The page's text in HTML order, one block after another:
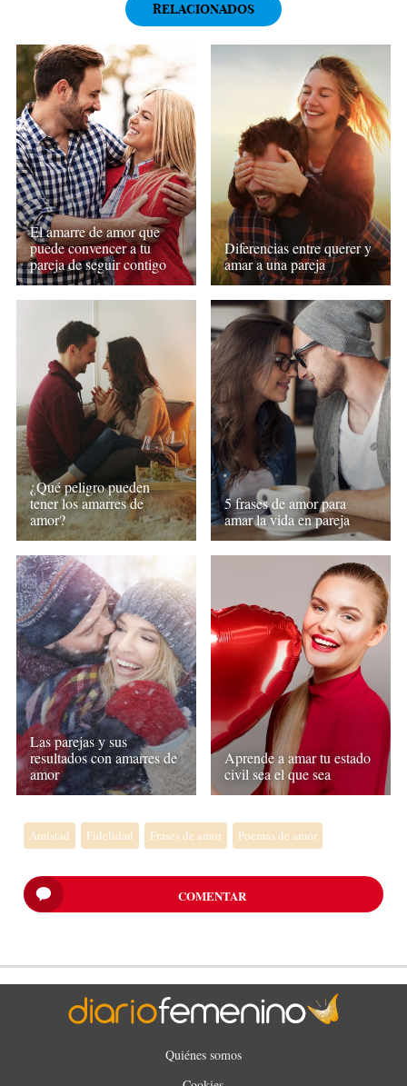
RELACIONADOS
El amarre de amor que
puede convencer a tu
pareja de seguir contigo
Diferencias entre querer y
amar a una pareja
¿Qué peligro pueden
tener los amarres de
amor?
5 frases de amor para
amar la vida en pareja
Las parejas y sus
resultados con amarres de
amor
Aprende a amar tu estado
civil sea el que sea
Amistad Fidelidad Frases de amor Poemas de amor
COMENTAR
Quiénes somos